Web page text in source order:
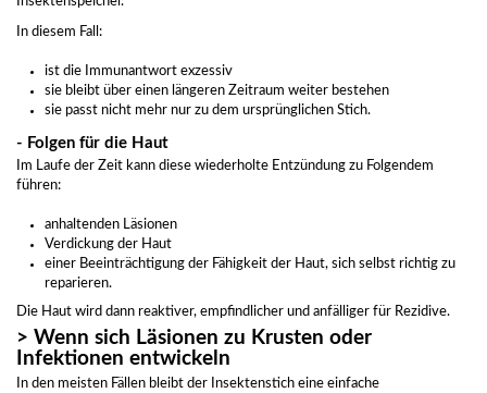
In diesem Fall:
ist die Immunantwort exzessiv
sie bleibt über einen längeren Zeitraum weiter bestehen
sie passt nicht mehr nur zu dem ursprünglichen Stich.
- Folgen für die Haut
Im Laufe der Zeit kann diese wiederholte Entzündung zu Folgendem
führen:
anhaltenden Läsionen
Verdickung der Haut
einer Beeinträchtigung der Fähigkeit der Haut, sich selbst richtig zu
reparieren.
Die Haut wird dann reaktiver, empfindlicher und anfälliger für Rezidive.
> Wenn sich Läsionen zu Krusten oder
Infektionen entwickeln
In den meisten Fällen bleibt der Insektenstich eine einfache